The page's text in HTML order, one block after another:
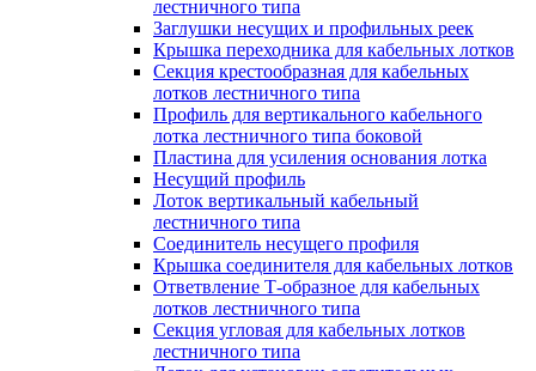
лестничного типа
Заглушки несущих и профильных реек
Крышка переходника для кабельных лотков
Секция крестообразная для кабельных
лотков лестничного типа
Профиль для вертикального кабельного
лотка лестничного типа боковой
Пластина для усиления основания лотка
Несущий профиль
Лоток вертикальный кабельный
лестничного типа
Соединитель несущего профиля
Крышка соединителя для кабельных лотков
Ответвление Т-образное для кабельных
лотков лестничного типа
Секция угловая для кабельных лотков
лестничного типа